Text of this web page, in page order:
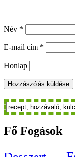
Név *
E-mail cím *
Honlap
Fő Fogások